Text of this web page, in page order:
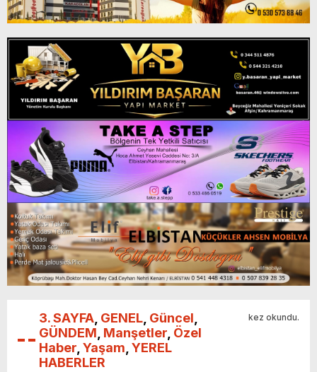
3. SAYFA GENEL Güncel
GÜNDEM Manşetler Özel
Haber Yaşam YEREL
HABERLER
kez okundu.